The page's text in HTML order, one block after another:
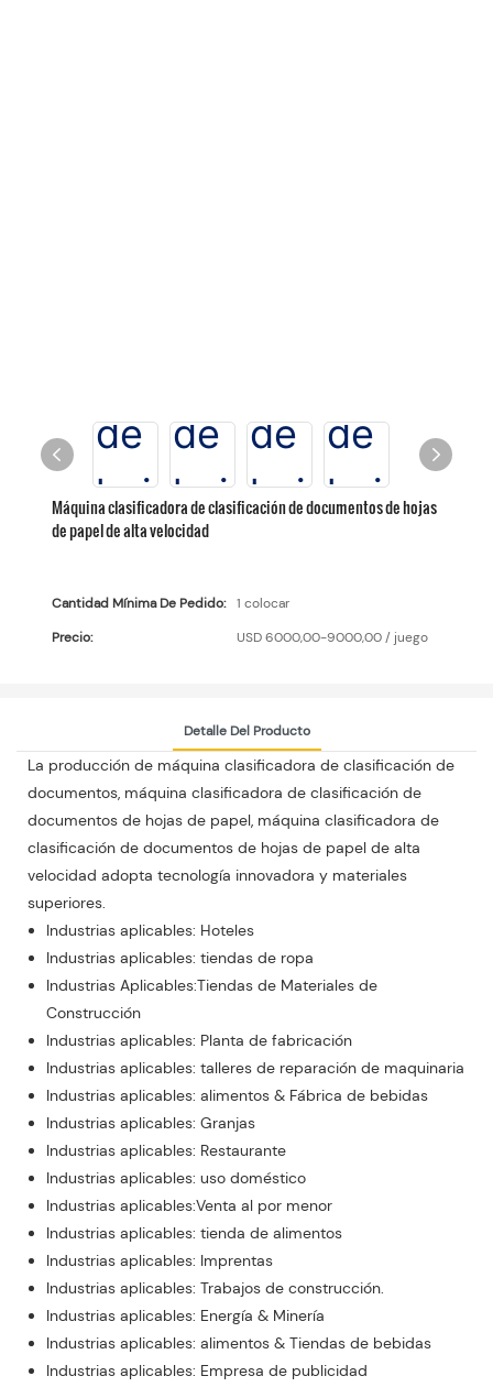
Máquina clasificadora de clasificación de documentos de hojas
de papel de alta velocidad
Cantidad Mínima De Pedido:
1 colocar
Precio:
USD 6000,00-9000,00 / juego
Detalle Del Producto
La producción de máquina clasificadora de clasificación de
documentos, máquina clasificadora de clasificación de
documentos de hojas de papel, máquina clasificadora de
clasificación de documentos de hojas de papel de alta
velocidad adopta tecnología innovadora y materiales
superiores.
Industrias aplicables: Hoteles
Industrias aplicables: tiendas de ropa
Industrias Aplicables:Tiendas de Materiales de
Construcción
Industrias aplicables: Planta de fabricación
Industrias aplicables: talleres de reparación de maquinaria
Industrias aplicables: alimentos & Fábrica de bebidas
Industrias aplicables: Granjas
Industrias aplicables: Restaurante
Industrias aplicables: uso doméstico
Industrias aplicables:Venta al por menor
Industrias aplicables: tienda de alimentos
Industrias aplicables: Imprentas
Industrias aplicables: Trabajos de construcción.
Industrias aplicables: Energía & Minería
Industrias aplicables: alimentos & Tiendas de bebidas
Industrias aplicables: Empresa de publicidad